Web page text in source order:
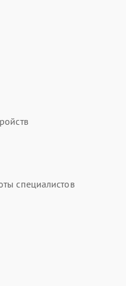
специалистов